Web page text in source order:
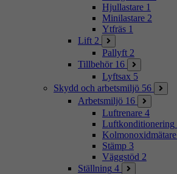
Hjullastare 1
Minilastare 2
Ytfräs 1
Lift 2
Pallyft 2
Tillbehör 16
Lyftsax 5
Skydd och arbetsmiljö 56
Arbetsmiljö 16
Luftrenare 4
Luftkonditionering
Kolmonoxidmätare
Stämp 3
Väggstöd 2
Ställning 4